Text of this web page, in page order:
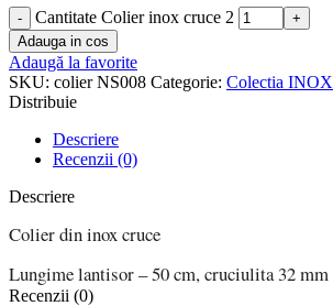
Cantitate Colier inox cruce 2
Adauga in cos
Adaugă la favorite
SKU: colier NS008 Categorie: Colectia INOX
Distribuie
Descriere
Recenzii (0)
Descriere
Colier din inox cruce
Lungime lantisor – 50 cm, cruciulita 32 mm
Recenzii (0)